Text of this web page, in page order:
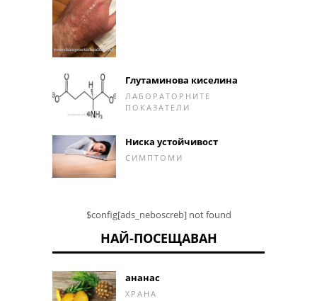
Глутаминова киселина
ЛАБОРАТОРНИТЕ
ПОКАЗАТЕЛИ
Ниска устойчивост
СИМПТОМИ
$config[ads_neboscreb] not found
НАЙ-ПОСЕЩАВАН
ананас
ХРАНА